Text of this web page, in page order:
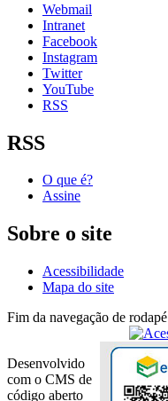
Webmail
Intranet
Facebook
Instagram
Twitter
YouTube
RSS
RSS
O que é?
Assine
Sobre o site
Acessibilidade
Mapa do site
Fim da navegação de rodapé
Desenvolvido
com o CMS de
código aberto